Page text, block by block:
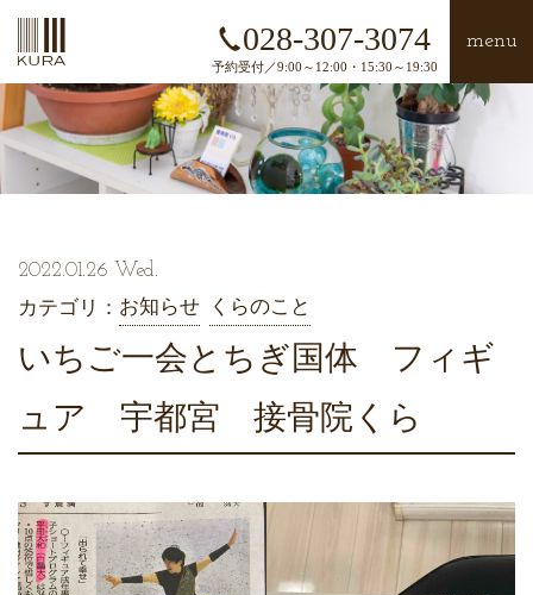
028-307-3074
予約受付／9:00～12:00・15:30～19:30
menu
2022.01.26 Wed.
カテゴリ： お知らせ くらのこと
いちご一会とちぎ国体 フィギ
ュア 宇都宮 接骨院くら